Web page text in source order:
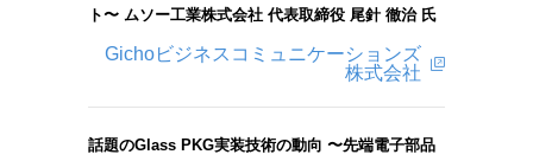
ト〜 ムソー工業株式会社 代表取締役 尾針 徹治 氏
Gichoビジネスコミュニケーションズ
株式会社
話題のGlass PKG実装技術の動向 〜先端電子部品